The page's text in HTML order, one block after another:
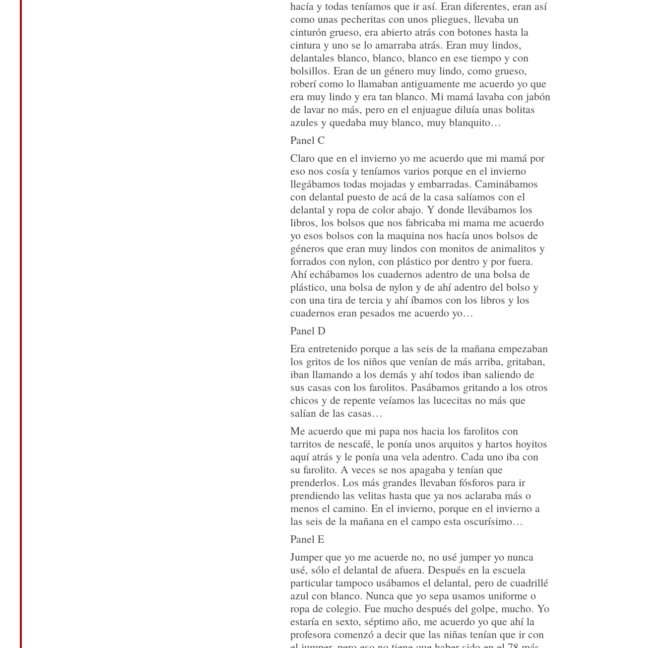
hacía y todas teníamos que ir así. Eran diferentes, eran así
como unas pecheritas con unos pliegues, llevaba un
cinturón grueso, era abierto atrás con botones hasta la
cintura y uno se lo amarraba atrás. Eran muy lindos,
delantales blanco, blanco, blanco en ese tiempo y con
bolsillos. Eran de un género muy lindo, como grueso,
roberí como lo llamaban antiguamente me acuerdo yo que
era muy lindo y era tan blanco. Mi mamá lavaba con jabón
de lavar no más, pero en el enjuague diluía unas bolitas
azules y quedaba muy blanco, muy blanquito…
Panel C
Claro que en el invierno yo me acuerdo que mi mamá por
eso nos cosía y teníamos varios porque en el invierno
llegábamos todas mojadas y embarradas. Caminábamos
con delantal puesto de acá de la casa salíamos con el
delantal y ropa de color abajo. Y donde llevábamos los
libros, los bolsos que nos fabricaba mi mama me acuerdo
yo esos bolsos con la maquina nos hacía unos bolsos de
géneros que eran muy lindos con monitos de animalitos y
forrados con nylon, con plástico por dentro y por fuera.
Ahí echábamos los cuadernos adentro de una bolsa de
plástico, una bolsa de nylon y de ahí adentro del bolso y
con una tira de tercia y ahí íbamos con los libros y los
cuadernos eran pesados me acuerdo yo…
Panel D
Era entretenido porque a las seis de la mañana empezaban
los gritos de los niños que venían de más arriba, gritaban,
iban llamando a los demás y ahí todos iban saliendo de
sus casas con los farolitos. Pasábamos gritando a los otros
chicos y de repente veíamos las lucecitas no más que
salían de las casas…
Me acuerdo que mi papa nos hacia los farolitos con
tarritos de nescafé, le ponía unos arquitos y hartos hoyitos
aquí atrás y le ponía una vela adentro. Cada uno iba con
su farolito. A veces se nos apagaba y tenían que
prenderlos. Los más grandes llevaban fósforos para ir
prendiendo las velitas hasta que ya nos aclaraba más o
menos el camino. En el invierno, porque en el invierno a
las seis de la mañana en el campo esta oscurísimo…
Panel E
Jumper que yo me acuerde no, no usé jumper yo nunca
usé, sólo el delantal de afuera. Después en la escuela
particular tampoco usábamos el delantal, pero de cuadrillé
azul con blanco. Nunca que yo sepa usamos uniforme o
ropa de colegio. Fue mucho después del golpe, mucho. Yo
estaría en sexto, séptimo año, me acuerdo yo que ahí la
profesora comenzó a decir que las niñas tenían que ir con